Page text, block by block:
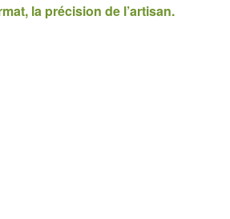
la précision de l’artisan.